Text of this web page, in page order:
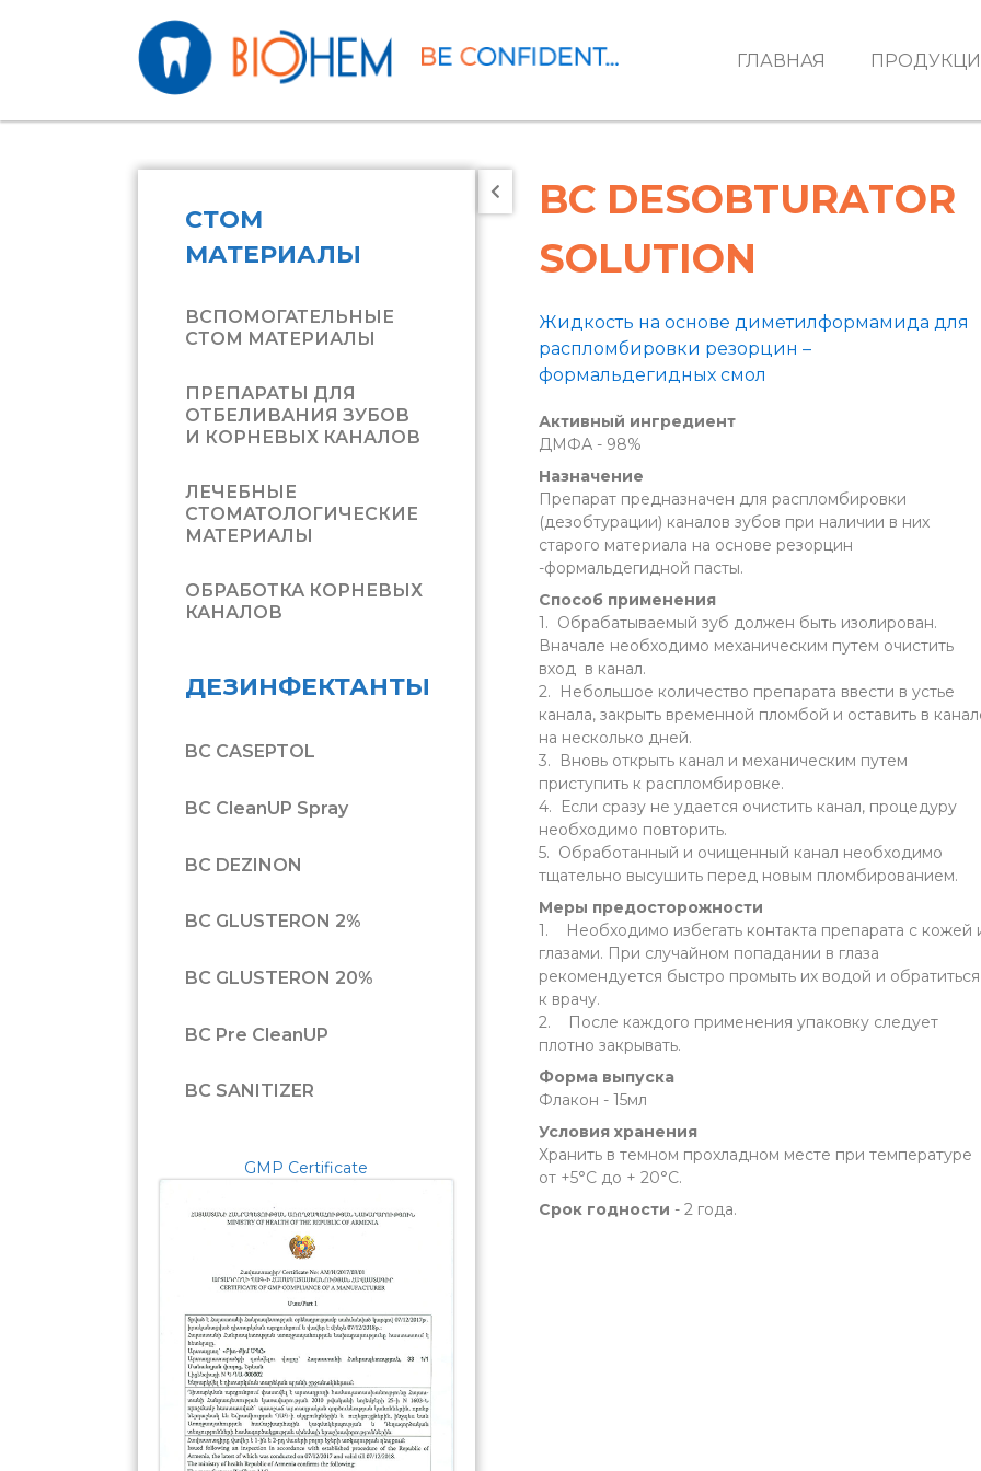
ГЛАВНАЯ
BC DESOBTURATOR
SOLUTION
Жидкость на основе диметилформамида для
распломбировки резорцин –
формальдегидных смол
Активный ингредиент
ДМФА - 98%
Назначение
Препарат предназначен для распломбировки
(дезобтурации) каналов зубов при наличии в них
старого материала на основе резорцин
-формальдегидной пасты.
Способ применения
1. Обрабатываемый зуб должен быть изолирован.
Вначале необходимо механическим путем очистить
вход в канал.
2. Небольшое количество препарата ввести в устье
канала, закрыть временной пломбой и оставить в
на несколько дней.
3. Вновь открыть канал и механическим путем
приступить к распломбировке.
4. Если сразу не удается очистить канал, процедуру
необходимо повторить.
5. Обработанный и очищенный канал необходимо
тщательно высушить перед новым пломбированием.
Меры предосторожности
1. Необходимо избегать контакта препарата с кожей
глазами. При случайном попадании в глаза
рекомендуется быстро промыть их водой и обратиться
к врачу.
2. После каждого применения упаковку следует
плотно закрывать.
Форма выпуска
Флакон - 15мл
Условия хранения
Хранить в темном прохладном месте при температуре
от +5°С до + 20°С.
Срок годности - 2 года.
СТОМ
МАТЕРИАЛЫ
ВСПОМОГАТЕЛЬНЫЕ
СТОМ МАТЕРИАЛЫ
ПРЕПАРАТЫ ДЛЯ
ОТБЕЛИВАНИЯ ЗУБОВ
И КОРНЕВЫХ КАНАЛОВ
ЛЕЧЕБНЫЕ
СТОМАТОЛОГИЧЕСКИЕ
МАТЕРИАЛЫ
ОБРАБОТКА КОРНЕВЫХ
КАНАЛОВ
ДЕЗИНФЕКТАНТЫ
BC CASEPTOL
BC CleanUP Spray
BC DEZINON
BC GLUSTERON 2%
BC GLUSTERON 20%
BC Pre CleanUP
BC SANITIZER
GMP Certificate